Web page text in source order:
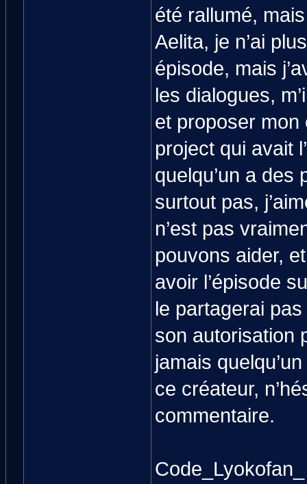
été rallumé,
Aelita, je n’ai
épisode, mais
les dialogues,
et proposer mon
project qui avait
quelqu’un a des
surtout pas,
n’est pas
pouvons aider,
avoir l’épisode
le partagerai
son autorisation
jamais
ce créateur,
commentaire.
Code_Lyokofan_